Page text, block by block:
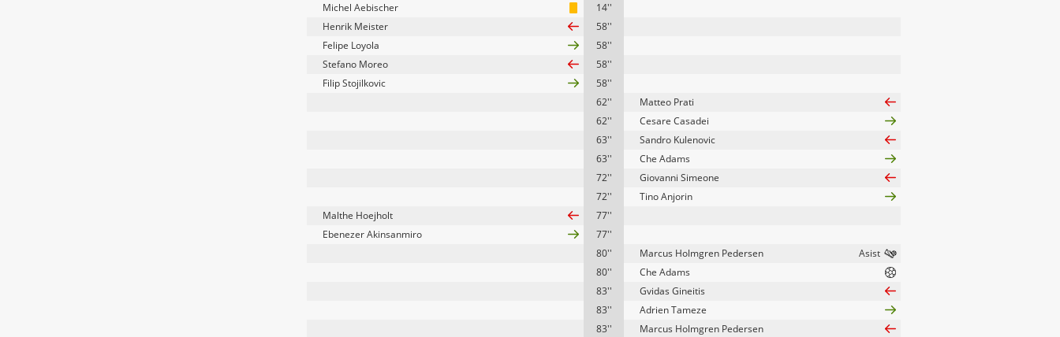
Michel Aebischer
14''
Henrik Meister
58''
Felipe Loyola
58''
Stefano Moreo
58''
Filip Stojilkovic
58''
62''
Matteo Prati
62''
Cesare Casadei
63''
Sandro Kulenovic
63''
Che Adams
72''
Giovanni Simeone
72''
Tino Anjorin
Malthe Hoejholt
77''
Ebenezer Akinsanmiro
77''
80''
Marcus Holmgren Pedersen
80''
Che Adams
83''
Gvidas Gineitis
83''
Adrien Tameze
83''
Marcus Holmgren Pedersen